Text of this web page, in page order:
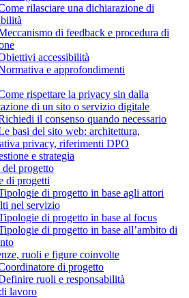
rilasciare una dichiarazione di
di feedback e procedura di
accessibilità
e approfondimenti
rispettare la privacy sin dalla
di un sito o servizio digitale
il consenso quando necessario
basi del sito web: architettura,
privacy, riferimenti DPO
e strategia
progetto
di progetti
di progetto in base agli attori
nel servizio
di progetto in base al focus
di progetto in base all’ambito di
ruoli e figure coinvolte
di progetto
ruoli e responsabilità
lavoro